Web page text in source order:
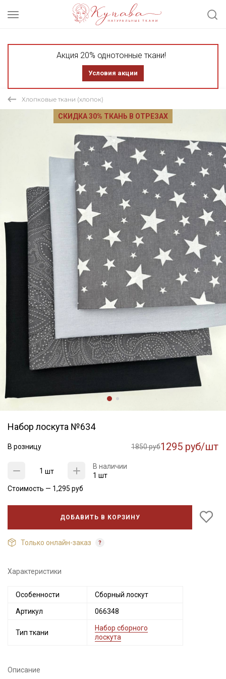
Акция 20% однотонные ткани!
Условия акции
Хлопковые ткани (хлопок)
СКИДКА 30% ТКАНЬ В ОТРЕЗАХ
Набор лоскута №634
В розницу 1850 руб1295 руб/шт
шт
В наличии
1 шт
Стоимость — 1,295 руб
ДОБАВИТЬ В КОРЗИНУ
Только онлайн-заказ
Характеристики
Особенности Сборный лоскут
Артикул 066348
Тип ткани
Набор сборного
лоскута
Описание
Мы публикуем здесь дополнительные
промокоды и скидки до 30% на узкие
категории тканей